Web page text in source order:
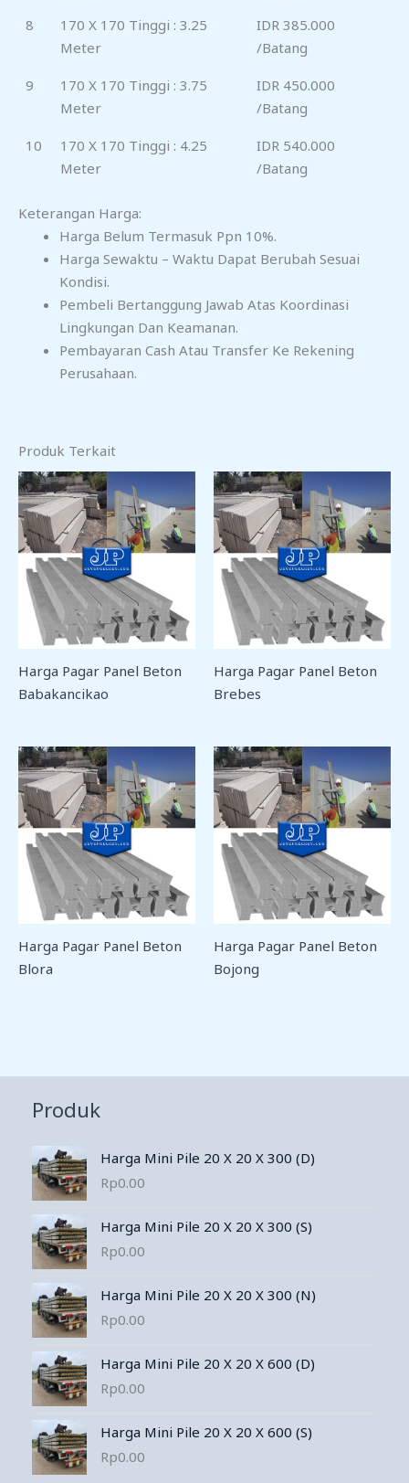
8
170 X 170 Tinggi : 3.25
Meter
IDR 385.000
/Batang
9
170 X 170 Tinggi : 3.75
Meter
IDR 450.000
/Batang
10
170 X 170 Tinggi : 4.25
Meter
IDR 540.000
/Batang
Keterangan Harga:
Harga Belum Termasuk Ppn 10%.
Harga Sewaktu – Waktu Dapat Berubah Sesuai
Kondisi.
Pembeli Bertanggung Jawab Atas Koordinasi
Lingkungan Dan Keamanan.
Pembayaran Cash Atau Transfer Ke Rekening
Perusahaan.
Produk Terkait
Harga Pagar Panel Beton
Babakancikao
Harga Pagar Panel Beton
Brebes
Harga Pagar Panel Beton
Blora
Harga Pagar Panel Beton
Bojong
Produk
Harga Mini Pile 20 X 20 X 300 (D)
Rp0.00
Harga Mini Pile 20 X 20 X 300 (S)
Rp0.00
Harga Mini Pile 20 X 20 X 300 (N)
Rp0.00
Harga Mini Pile 20 X 20 X 600 (D)
Rp0.00
Harga Mini Pile 20 X 20 X 600 (S)
Rp0.00